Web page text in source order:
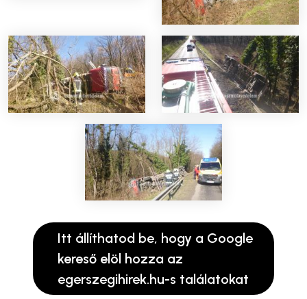
Itt állíthatod be, hogy a Google
kereső elöl hozza az
egerszegihirek.hu-s találatokat